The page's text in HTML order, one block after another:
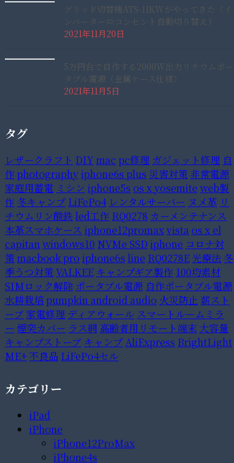
グリッド切替機ATS-11KWがやってきた（イ
ンバーター⇔コンセント自動切り替え）
2021年11月20日
5万円台で自作する2000W出力リチウムポー
タブル電源（金属ケース仕様）
2021年11月5日
タグ
レザークラフト DIYmac pc修理 ガジェット修理 自
作 photography iphone6s plus 災害対策非常電源
家庭用蓄電 ミシン iphone5s os x yosemite web製
作 冬キャンプ LiFePo4 レンタルサーバー ヌメ革 リ
チウムリン酸鉄 led工作 RQ0278 カーメンテナンス
本革スマホケース iphone12promaxvista os x el
capitan windows10 NVMe SSD iphone コロナ対
策macbook pro iphone6s line RQ0278E 光療法 冬
季うつ対策VALKEE キャンプギア製作 100均素材
SIMロック解除 ポータブル電源 自作ポータブル電源
水耕栽培pumpkin android audio 火災防止 薪スト
ーブ家電修理 ディアウォール スマートルームミラ
ー 煙突カバー ラス網 高齢者用リモート端末 大容量
キャンプストーブ キャンプ AliExpress BrightLight
ME+不良品 LiFePo4セル
カテゴリー
iPad
iPhone
iPhone12ProMax
iPhone4s